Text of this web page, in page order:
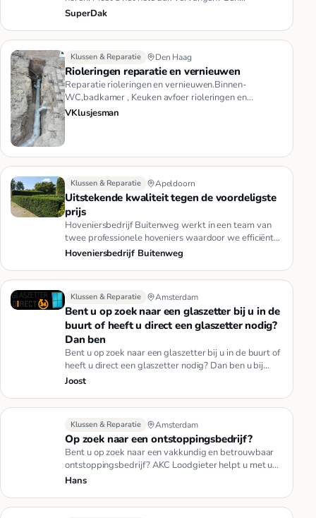
professional bellen? Kun u het z…
SuperDak
Klussen & Reparatie Den Haag
Rioleringen reparatie en vernieuwen
Reparatie rioleringen en vernieuwen.Binnen-
WC,badkamer , Keuken avfoer rioleringen en
ondervloer-reparatie.Buiten -nodig…
VKlusjesman
Klussen & Reparatie Apeldoorn
Uitstekende kwaliteit tegen de voordeligste
prijs
Hoveniersbedrijf Buitenweg werkt in een team van
twee professionele hoveniers waardoor we efficiënter
werken en u voorde…
Hoveniersbedrijf Buitenweg
Klussen & Reparatie Amsterdam
Bent u op zoek naar een glaszetter bij u in de
buurt of heeft u direct een glaszetter nodig?
Dan ben
Bent u op zoek naar een glaszetter bij u in de buurt of
heeft u direct een glaszetter nodig? Dan ben u bij
Glaszetter Di…
Joost
Klussen & Reparatie Amsterdam
Op zoek naar een ontstoppingsbedrijf?
Bent u op zoek naar een vakkundig en betrouwbaar
ontstoppingsbedrijf? AKC Loodgieter helpt u met uw
verstoppingen in hui…
Hans